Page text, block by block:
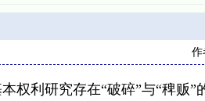
权利研究存在“破碎”与“稗贩